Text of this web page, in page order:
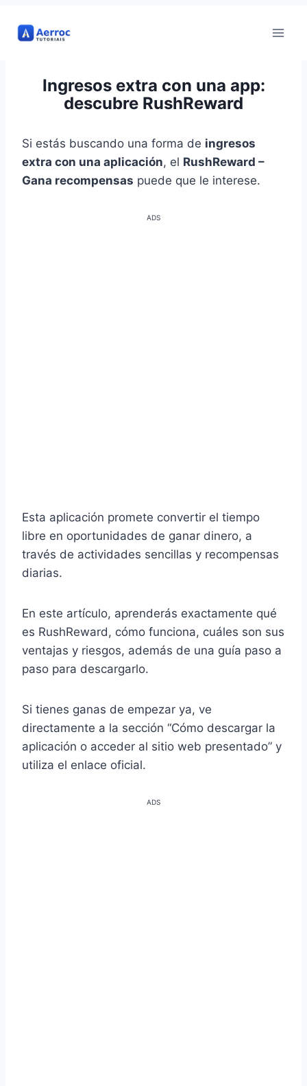
Ingresos extra con una app:
descubre RushReward
Si estás buscando una forma de ingresos
extra con una aplicación, el RushReward –
Gana recompensas puede que le interese.
ADS
Esta aplicación promete convertir el tiempo
libre en oportunidades de ganar dinero, a
través de actividades sencillas y recompensas
diarias.
En este artículo, aprenderás exactamente qué
es RushReward, cómo funciona, cuáles son sus
ventajas y riesgos, además de una guía paso a
paso para descargarlo.
Si tienes ganas de empezar ya, ve
directamente a la sección “Cómo descargar la
aplicación o acceder al sitio web presentado” y
utiliza el enlace oficial.
ADS